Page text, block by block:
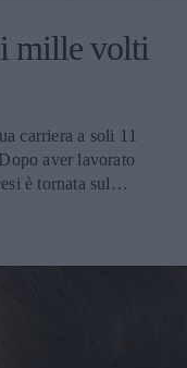
mille volti
carriera a soli 11
aver lavorato
è tornata sul